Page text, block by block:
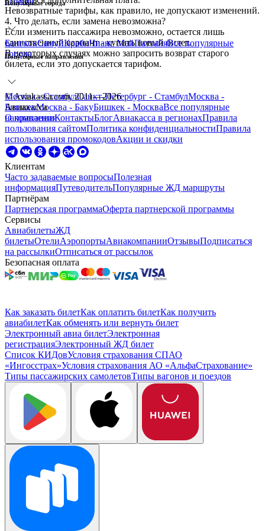
Невозвратные тарифы, как правило, не допускают изменений.
4. Что делать, если замена невозможна?
Если изменить пассажира невозможно, остается лишь
единственный вариант - купить новый билет.
В некоторых случаях можно запросить возврат старого
билета, если это допускается тарифом.
Популярные города
БангкокСамуйКрабиЧианг МайПаттайяВсе популярные
города
Популярные направления
Москва - СтамбулСанкт-Петербург - СтамбулМосква -
БишкекМосква - БакуБишкек - МоскваВсе популярные
направления
© Aviakassa.com, 2011—2026
Авиакасса
О компанииКонтактыБлогАвиакасса в регионахПравила
пользования сайтомПолитика конфиденциальностиПравила
использования промокодовАкции и скидки
Клиентам
Часто задаваемые вопросыПолезная
информацияПутеводительПопулярные ЖД маршруты
Партнёрам
Партнерская программаОферта партнерской программы
Сервисы
АвиабилетыЖД
билетыОтелиАэропортыАвиакомпанииОтзывыПодписаться
на рассылкиОтписаться от рассылок
Безопасная оплата
Как заказать билетКак оплатить билетКак получить
авиабилетКак обменять или вернуть билет
Электронный авиа билетЭлектронная
регистрацияЭлектронный ЖД билет
Список КИДовУсловия страхования СПАО
«Ингосстрах»Условия страхования АО «АльфаСтрахование»
Типы пассажирских самолетовТипы вагонов и поездов